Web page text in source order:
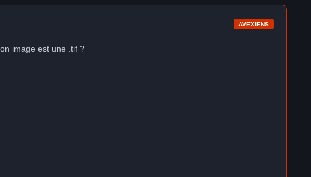
AVEXIENS
image est une .tif ?